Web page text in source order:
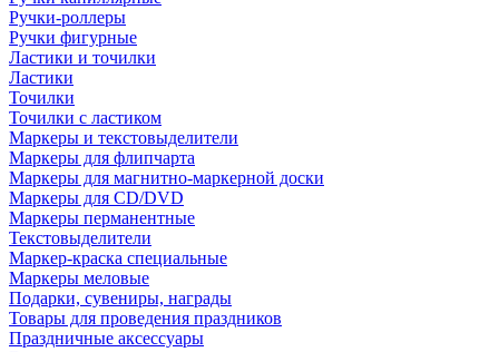
Ручки-роллеры
Ручки фигурные
Ластики и точилки
Ластики
Точилки
Точилки с ластиком
Маркеры и текстовыделители
Маркеры для флипчарта
Маркеры для магнитно-маркерной доски
Маркеры для CD/DVD
Маркеры перманентные
Текстовыделители
Маркер-краска специальные
Маркеры меловые
Подарки, сувениры, награды
Товары для проведения праздников
Праздничные аксессуары